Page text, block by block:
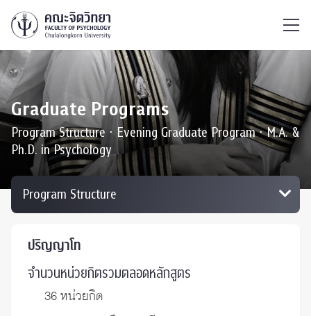
Graduate Programs
Program Structure ∙ Evening Graduate Program ∙ M.A. &
Ph.D. in Psychology
ปริญญาโท
จำนวนหน่วยกิตรวมตลอดหลักสูตร
36 หน่วยกิต